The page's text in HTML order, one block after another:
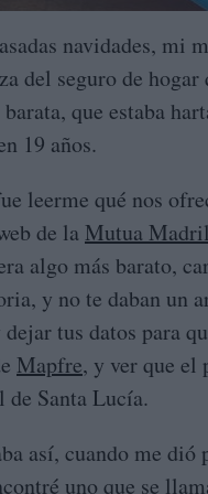
navidades, mi
del seguro de hogar
barata, que estaba
19 años.
leerme qué nos
de la Mutua
algo más barato,
y no te daban un
tus datos para
Mapfre, y ver que el
Santa Lucía.
así, cuando me
uno que se